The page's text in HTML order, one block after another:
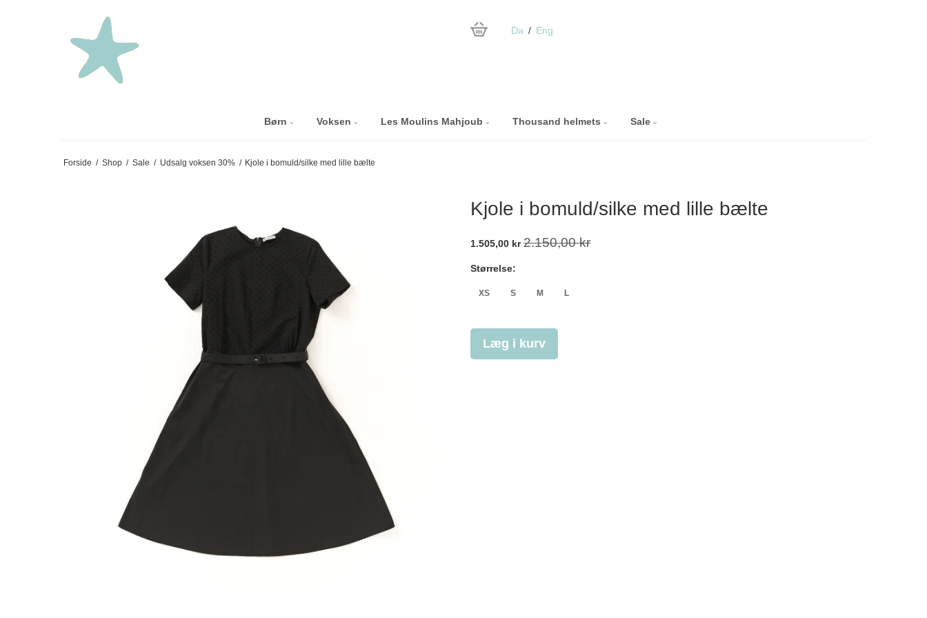
Da Eng
Børn Voksen Les Moulins Mahjoub Thousand helmets Sale
Forside / Shop / Sale / Udsalg voksen 30% / Kjole i bomuld/silke med lille bælte
Kjole i bomuld/silke med lille bælte
1.505,00 kr 2.150,00 kr
Størrelse:
XS S M L
Læg i kurv